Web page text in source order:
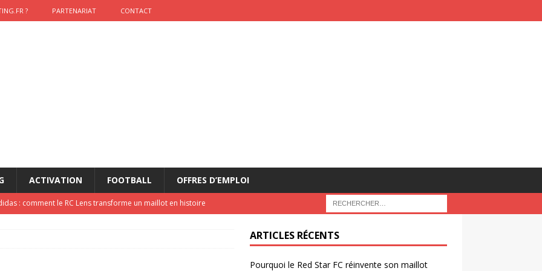
? PARTENARIAT CONTACT
ACTIVATION FOOTBALL OFFRES D’EMPLOI
: comment le RC Lens transforme un maillot en histoire
de Zinedine Zidane par adidas est de retour à
ARTICLES RÉCENTS
Pourquoi le Red Star FC réinvente son maillot